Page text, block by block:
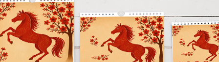
Выберите из списка: